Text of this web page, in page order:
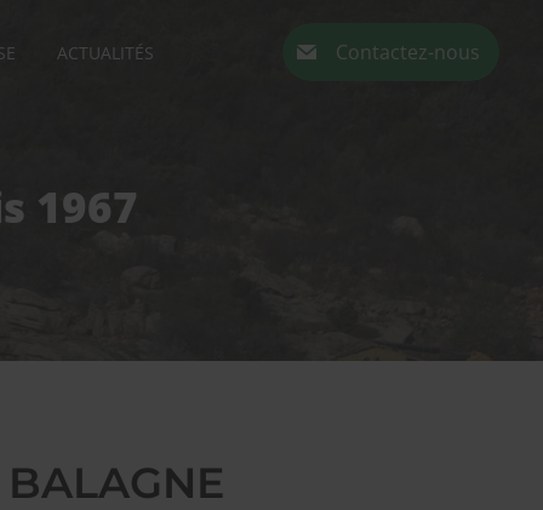
1967
ACTUALITÉS Contactez-nous
BALAGNE